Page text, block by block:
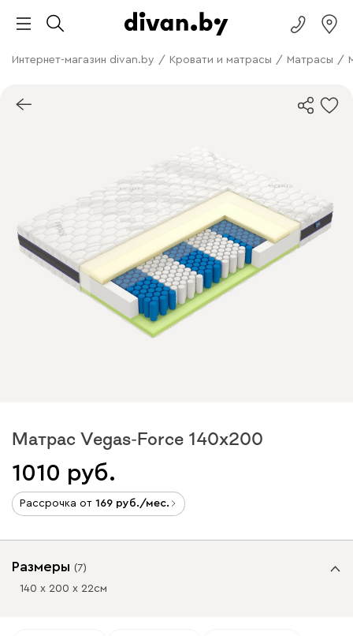
Интернет-магазин divan.by / Кровати и матрасы / Матрасы /
Матрас Vegas-Force 140x200
1010
Рассрочка от 169 /мес.
Размеры (7)
140 х 200 х 22см